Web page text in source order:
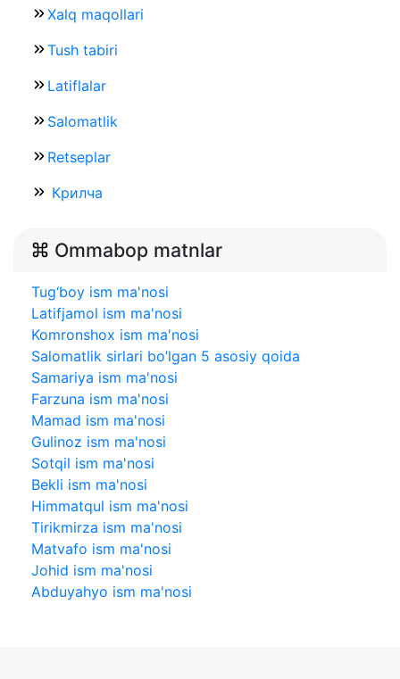
Xalq maqollari
Tush tabiri
Latiflalar
Salomatlik
Retseplar
Крилча
Ommabop matnlar
Tug‘boy ism ma'nosi
Latifjamol ism ma'nosi
Komronshox ism ma'nosi
Salomatlik sirlari bo’lgan 5 asosiy qoida
Samariya ism ma'nosi
Farzuna ism ma'nosi
Mamad ism ma'nosi
Gulinoz ism ma'nosi
Sotqil ism ma'nosi
Bekli ism ma'nosi
Himmatqul ism ma'nosi
Tirikmirza ism ma'nosi
Matvafo ism ma'nosi
Johid ism ma'nosi
Abduyahyo ism ma'nosi